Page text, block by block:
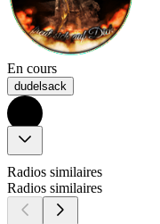
En cours
dudelsack
Radios similaires
Radios similaires